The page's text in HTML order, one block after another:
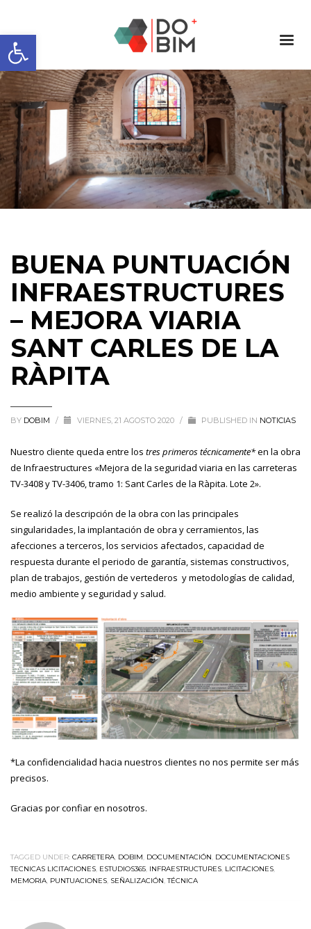
Abrir barra de herramientas
BUENA PUNTUACIÓN
INFRAESTRUCTURES
– MEJORA VIARIA
SANT CARLES DE LA
RÀPITA
BY DOBIM / VIERNES, 21 AGOSTO 2020 / PUBLISHED IN NOTICIAS
Nuestro cliente queda entre los tres primeros técnicamente*en la obra
de Infraestructures «Mejora de la seguridad viaria en las carreteras
TV-3408 y TV-3406, tramo 1: Sant Carles de la Ràpita. Lote 2».
Se realizó la descripción de la obra con las principales
singularidades, la implantación de obra y cerramientos, las
afecciones a terceros, los servicios afectados, capacidad de
respuesta durante el periodo de garantía, sistemas constructivos,
plan de trabajos, gestión de vertederos y metodologías de calidad,
medio ambiente y seguridad y salud.
*La confidencialidad hacia nuestros clientes no nos permite ser más
precisos.
Gracias por confiar en nosotros.
TAGGED UNDER: CARRETERA, DOBIM, DOCUMENTACIÓN, DOCUMENTACIONES
TECNICAS LICITACIONES, ESTUDIOS365, INFRAESTRUCTURES, LICITACIONES,
MEMORIA, PUNTUACIONES, SEÑALIZACIÓN,TÉCNICA